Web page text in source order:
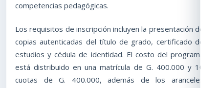
competencias pedagógicas.
Los requisitos de inscripción incluyen la presentación de
copias autenticadas del título de grado, certificado de
estudios y cédula de identidad. El costo del programa
está distribuido en una matrícula de G. 400.000 y 10
cuotas de G. 400.000, además de los aranceles